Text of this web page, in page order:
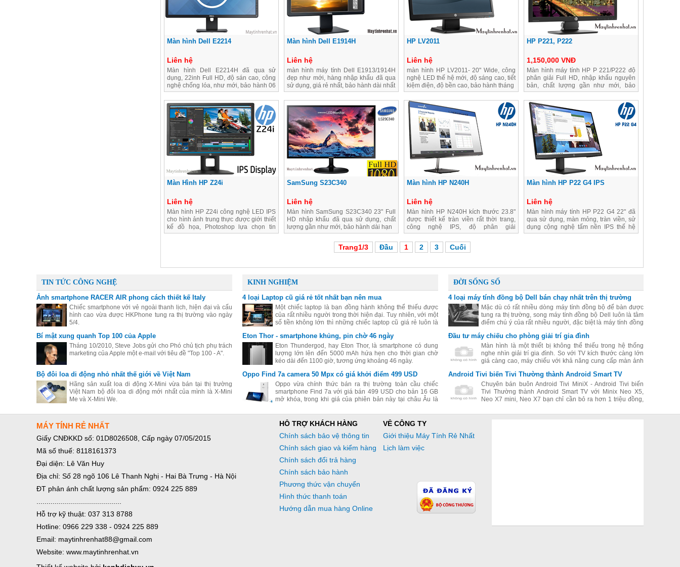
Màn hình Dell E2214
Liên hệ
Màn hình Dell E2214H đã qua sử
dụng, 22inh Full HD, độ sán cao, công
nghệ chống lóa, như mới, bảo hành 06
tháng 1 đổi 1
Màn hình Dell E1914H
Liên hệ
màn hình máy tính Dell E1913/1914H
đẹp như mới, hàng nhập khẩu đã qua
sử dụng, giá rẻ nhất, bảo hành dài nhất
HP LV2011
Liên hệ
màn hình HP LV2011- 20" Wide, công
nghệ LED thế hệ mới, độ sáng cao, tiết
kiệm điện, độ bền cao, bảo hành tháng
HP P221, P222
1,150,000 VNĐ
Màn hình máy tính HP P 221/P222 độ
phân giải Full HD, nhập khẩu nguyên
bản, chất lượng gần như mới, bảo
hành 06 tháng
Màn Hình HP Z24i
Liên hệ
Màn hình HP Z24i công nghệ LED IPS
cho hình ảnh trung thực được giới thiết
kế đồ họa, Photoshop lựa chọn tin
dùng
SamSung S23C340
Liên hệ
Màn hình SamSung S23C340 23" Full
HD nhập khẩu đã qua sử dụng, chất
lượng gần như mới, bảo hành dài hạn
Màn hình HP N240H
Liên hệ
Màn hình HP N240H kích thước 23.8"
được thiết kế tràn viền rất thời trang,
công nghệ IPS, độ phân giải
1920x1080 Full HD,
Màn hình HP P22 G4 IPS
Liên hệ
Màn hình máy tính HP P22 G4 22" đã
qua sử dụng, màn mỏng, tràn viền, sử
dụng cộng nghệ tấm nền IPS thế hệ
mới
Trang1/3 Đầu 1 2 3 Cuối
TIN TỨC CÔNG NGHỆ
Ảnh smartphone RACER AIR phong cách thiết kế Italy
Chiếc smartphone với vẻ ngoài thanh lịch, hiện đại và cấu
hình cao vừa được HKPhone tung ra thị trường vào ngày
5/4.
Bí mật xung quanh Top 100 của Apple
Tháng 10/2010, Steve Jobs gửi cho Phó chủ tịch phụ trách
marketing của Apple một e-mail với tiêu đề "Top 100 - A".
Bộ đôi loa di động nhỏ nhất thế giới về Việt Nam
Hãng sản xuất loa di động X-Mini vừa bán tại thị trường
Việt Nam bộ đôi loa di động mới nhất của mình là X-Mini
Me và X-Mini We.
KINH NGHIỆM
4 loại Laptop cũ giá rẻ tốt nhất bạn nên mua
Một chiếc laptop là bạn đồng hành không thể thiếu được
của rất nhiều người trong thời hiện đại. Tuy nhiên, với một
số tiền không lớn thì những chiếc laptop cũ giá rẻ luôn là
Eton Thor - smartphone khủng, pin chờ 46 ngày
Eton Thundergod, hay Eton Thor, là smartphone có dung
lượng lớn lên đến 5000 mAh hứa hẹn cho thời gian chờ
kéo dài đến 1100 giờ, tương ứng khoảng 46 ngày.
Oppo Find 7a camera 50 Mpx có giá khởi điểm 499 USD
Oppo vừa chính thức bán ra thị trường toàn cầu chiếc
smartphone Find 7a với giá bán 499 USD cho bản 16 GB
mở khóa, trong khi giá của phiên bản này tại châu Âu là
ĐỜI SỐNG SỐ
4 loại máy tính đồng bộ Dell bán chạy nhất trên thị trường
Mặc dù có rất nhiều dòng máy tính đồng bộ để bàn được
tung ra thị trường, song máy tính đồng bộ Dell luôn là tâm
điểm chú ý của rất nhiều người, đặc biệt là máy tính đồng
một số máy đồng bộ Dell được yêu thích nhất hiện nay.
Đầu tư máy chiếu cho phòng giải trí gia đình
Màn hình là một thiết bị không thể thiếu trong hệ thống
nghe nhìn giải trí gia đình. So với TV kích thước càng lớn
giá càng cao, máy chiếu với khả năng cung cấp màn ảnh
Android Tivi biến Tivi Thường thành Android Smart TV
Chuyên bán buôn Android Tivi MiniX - Android Tivi biến
Tivi Thường thành Android Smart TV với Minix Neo X5,
Neo X7 mini, Neo X7 bạn chỉ cần bỏ ra hơn 1 triệu đồng,
nhất hiện nay.
MÁY TÍNH RẺ NHẤT
Giấy CNĐKKD số: 01D8026508, Cấp ngày 07/05/2015
Mã số thuế: 8118161373
Đại diện: Lê Văn Huy
Địa chỉ: Số 28 ngõ 106 Lê Thanh Nghị - Hai Bà Trưng - Hà Nội
ĐT phản ánh chất lượng sản phẩm: 0924 225 889
Hỗ trợ kỹ thuật: 037 313 8788
Hotline: 0966 229 338 - 0924 225 889
Email: maytinhrenhat88@gmail.com
Website: www.maytinhrenhat.vn
HỖ TRỢ KHÁCH HÀNG
Chính sách bảo vệ thông tin
Chính sách giao và kiểm hàng
Chính sách đổi trả hàng
Chính sách bảo hành
Phương thức vận chuyển
Hình thức thanh toán
Hướng dẫn mua hàng Online
VỀ CÔNG TY
Giới thiệu Máy Tính Rẻ Nhất
Lịch làm việc